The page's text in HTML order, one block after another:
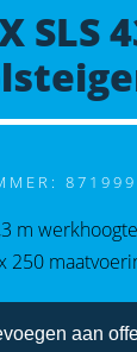
SLS
m werkhoogte
250
aan